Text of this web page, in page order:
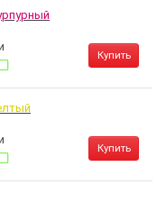
Купить
Купить